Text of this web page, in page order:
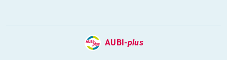
AUBI-plus